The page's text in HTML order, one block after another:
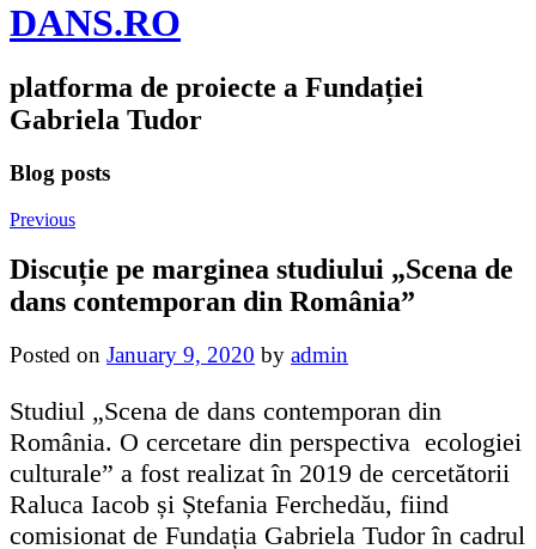
DANS.RO
platforma de proiecte a Fundației
Gabriela Tudor
Blog posts
Previous
Discuție pe marginea studiului „Scena de
dans contemporan din România”
Posted on January 9, 2020 by admin
Studiul „Scena de dans contemporan din
România. O cercetare din perspectiva ecologiei
culturale” a fost realizat în 2019 de cercetătorii
Raluca Iacob și Ștefania Ferchedău, fiind
comisionat de Fundația Gabriela Tudor în cadrul